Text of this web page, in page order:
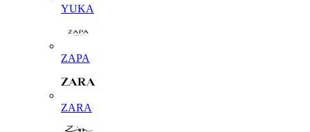
YUKA
ZAPA
ZARA